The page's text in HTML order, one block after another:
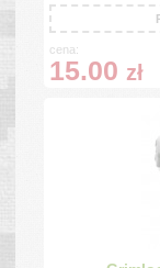
cena:
15.00 zł